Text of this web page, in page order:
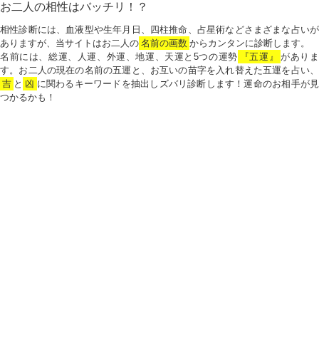
お二人の相性はバッチリ！？
相性診断には、血液型や生年月日、四柱推命、占星術などさまざまな占いが
ありますが、当サイトはお二人の 名前の画数 からカンタンに診断します。
名前には、総運、人運、外運、地運、天運と5つの運勢
『五運』
がありま
す。お二人の現在の名前の五運と、お互いの苗字を入れ替えた五運を占い、
吉 と 凶 に関わるキーワードを抽出しズバリ診断します！運命のお相手が見
つかるかも！